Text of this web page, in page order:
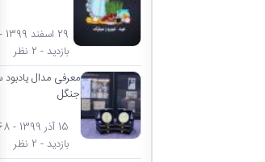
بازدید - 2 نظر
معرفی مدال یادبود
جنگل
15
بازدید - 2 نظر